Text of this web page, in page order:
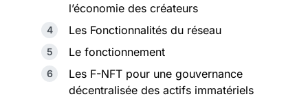
l’économie des créateurs
Les Fonctionnalités du réseau
Le fonctionnement
Les F-NFT pour une gouvernance
décentralisée des actifs immatériels